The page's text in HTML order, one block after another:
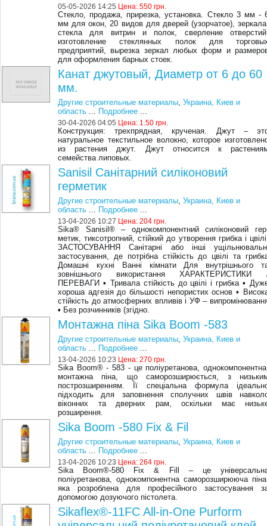
05-05-2026 14:25 Цена:550 грн.
Стекло, продажа, прирезка, установка. Стекло 3 мм -
мм для окон, 20 видов для дверей (узорчатое),
стекла для витрин и полок, сверление
изготовление стеклянных полок для
предприятий, вырезка зеркал любых форм и
для оформления барных стоек.
Канат джутовый, Диаметр от 6 до 60
мм.
Другие строительные материалы,Украина, Киев и
область ... Подробнее ...
30-04-2026 04:05 Цена: 1.50 грн.
Конструкция: трехпрядная, крученая. Джут –
натуральное текстильное волокно, которое
из растения джут. Джут относится к
семейства липовых.
Sanisil Санітарний силіконовий
герметик
Другие строительные материалы,Украина, Киев и
область ... Подробнее ...
13-04-2026 10:27 Цена:204 грн.
Sika® Sanisil® – однокомпонентний силіконовий
метик, тиксотропний, стійкий до утворення грибка і
ЗАСТОСУВАННЯ Санітарні або інші
застосування, де потрібна стійкість до цвілі та
Домашні кухні Ванні кімнати Для внутрішнього
зовнішнього використання ХАРАКТЕРИСТИКИ
ПЕРЕВАГИ ▪ Тривала стійкість до цвілі і грибка ▪
хороша адгезія до більшості непористих основ ▪
стійкість до атмосферних впливів і УФ –
▪ Без розчинників (згідно.
Монтажна піна Sika Boom -583
Другие строительные материалы,Украина, Киев и
область ... Подробнее ...
13-04-2026 10:23 Цена:270 грн.
Sika Boom® - 583 - це поліуретанова,
монтажна піна, що саморозширюється, з
построзширенням. Її спеціальна формула
підходить для заповнення сполучних швів
віконних та дверних рам, оскільки має
розширення.
Sika Boom -580 Fix & Fil
Другие строительные материалы,Украина, Киев и
область ... Подробнее ...
13-04-2026 10:23 Цена:264 грн.
Sika Boom®-580 Fix & Fill – це
поліуретанова, однокомпонентна саморозширююча
яка розроблена для професійного застосування
допомогою дозуючого пістолета.
Sikaflex®-11FC All-in-One Purform